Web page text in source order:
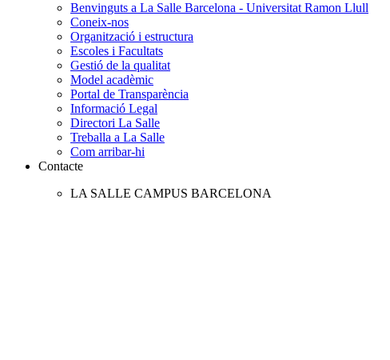
Benvinguts a La Salle Barcelona - Universitat Ramon Llull
Coneix-nos
Organització i estructura
Escoles i Facultats
Gestió de la qualitat
Model acadèmic
Portal de Transparència
Informació Legal
Directori La Salle
Treballa a La Salle
Com arribar-hi
Contacte
LA SALLE CAMPUS BARCELONA